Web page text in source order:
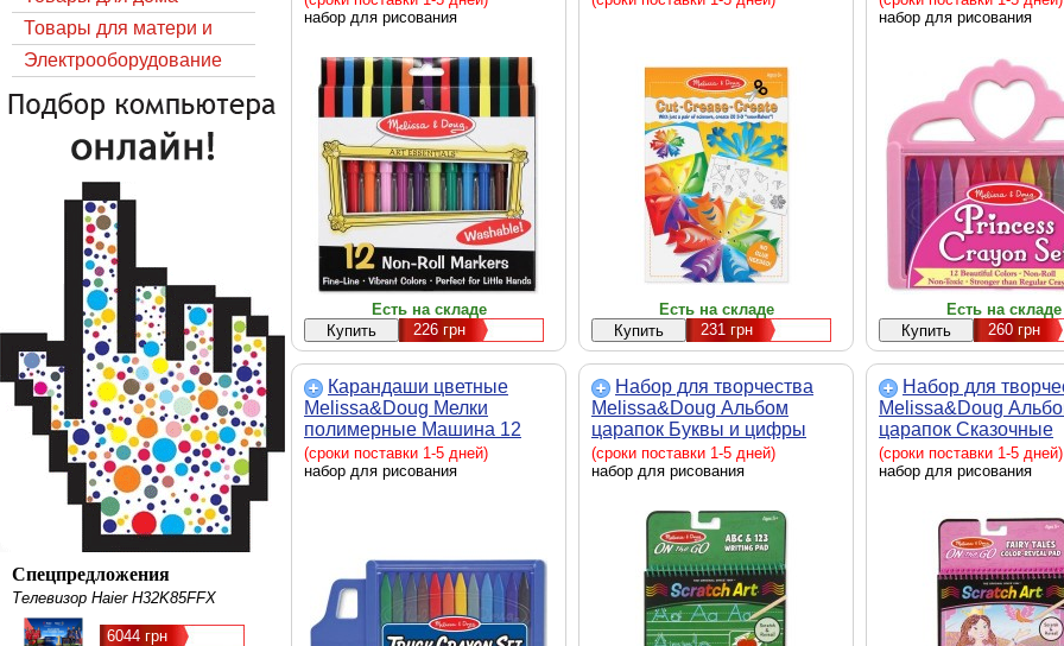
Товары для матери и
ребёнка
Электрооборудование
Спецпредложения
Телевизор Haier H32K85FFX
6044 грн
набор для рисования
Есть на складе
226грн
Есть на складе
231грн
набор для рисования
Есть на складе
260грн
Карандаши цветные
Melissa&Doug Мелки
полимерные Машина 12
цветов (MD4159)
(сроки поставки 1-5 дней)
набор для рисования
Набор для творчества
Melissa&Doug Альбом
царапок Буквы и цифры
(MD9142)
(сроки поставки 1-5 дней)
набор для рисования
Набор для
Melissa&Doug
царапок Сказочные
персонажи
(сроки поставки 1-5 дней)
набор для рисования